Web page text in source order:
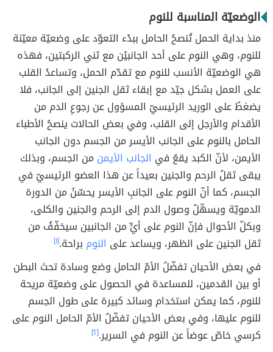
الوضعيّة المناسبة للنوم
منذ بداية الحمل تُنصحُ الحامل ببدْء التعوّد على وضعيّة معيّنة
للنوم، وهي النوم على أحد الجانبيْن مع ثني الركبتين، فهذه
هي الوضعيّة الأنسب للنوم مع تقدّم الحمل، وتساعدُ القلب
على العمل بشكل جيّد مع إبقاء ثقل الجنين إلى الجانب، فلا
يضغطُ على الوريد الرئيسيّ المسؤول عن رجوعِ الدم من
الأقدام والأرجل إلى القلب، وفي بعض الحالات ينصحُ الأطباء
الحامل بالنوم على الجانب الأيسر من الجسم دون الجانب
الأيمن، لأنّ الكبد يقعُ في الجانب الأيمن من الجسم، وبذلك
يبقى ثقلُ الرحم والجنين بعيداً عن هذا العضو الرئيسيّ في
الجسم، كما أنّ النوم على الجانبِ الأيسر يحسّنُ من الدورة
الدمويّة ويسهّلُ وصول الدم إلى الرحم والجنين والكلى،
وبكلّ الأحوال فإنّ النوم على أيٍّ من الجانبين سيخفّفُ من
ثقل الجنين على الظهر، ويساعد على النوم براحة.[١]
في بعضِ الأحيان تفضّلُ الأمّ الحامل وضع وسادة تحتَ البطن
أو بين القدمين، للمساعدة في الحصول على وضعيّة مريحة
للنوم، كما يمكن استخدام وسائد كبيرة على طول الجسم
للنوم عليها، وفي بعض الأحيان تفضّلُ الأمّ الحامل النوم على
كرسي خاصّ عوضاً عن النوم في السرير.[٢]